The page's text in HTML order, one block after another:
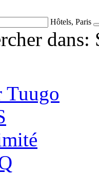
Hôtels, Paris
Tuugo